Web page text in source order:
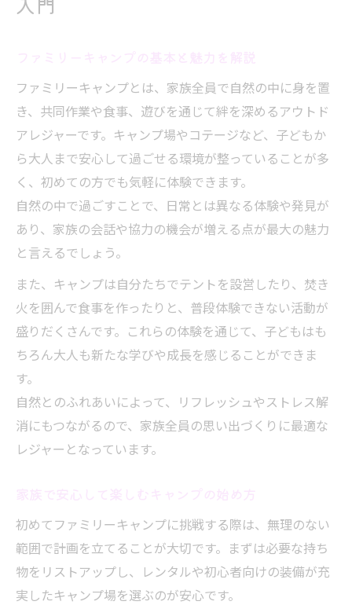
レンタル活用で手軽に始めるキャンプ準備
アウトドア体験が広がる家族の時間
キャンプで深まる家族のコミュニケーショ
ン
自然体験と学びを楽しむキャンプの魅力
キャンプイベントで思い出を作る方法
子どもと楽しむアウトドアアクティビティ
失敗しないキャンプ道具選びの秘訣
ファミリー向けキャンプグッズ賢い選び方
初心者が注目すべきテントの選択ポイント
実用性重視で揃える道具リストの作り方
快適なキャンプのための必須アイテム紹介
無理なく始める費用感と装備のコツ
初期費用を抑えるための工夫とポイント
レンタルやシェアを活用したお得な方法
費用感を比較して無理なく始めるコツ
ファミリーキャンプとは、家族全員で自然の中に身を置
き、共同作業や食事、遊びを通じて絆を深めるアウトド
アレジャーです。キャンプ場やコテージなど、子どもか
ら大人まで安心して過ごせる環境が整っていることが多
く、初めての方でも気軽に体験できます。
自然の中で過ごすことで、日常とは異なる体験や発見が
あり、家族の会話や協力の機会が増える点が最大の魅力
と言えるでしょう。
また、キャンプは自分たちでテントを設営したり、焚き
火を囲んで食事を作ったりと、普段体験できない活動が
盛りだくさんです。これらの体験を通じて、子どもはも
ちろん大人も新たな学びや成長を感じることができま
す。
自然とのふれあいによって、リフレッシュやストレス解
消にもつながるので、家族全員の思い出づくりに最適な
レジャーとなっています。
初めてファミリーキャンプに挑戦する際は、無理のない
範囲で計画を立てることが大切です。まずは必要な持ち
物をリストアップし、レンタルや初心者向けの装備が充
実したキャンプ場を選ぶのが安心です。